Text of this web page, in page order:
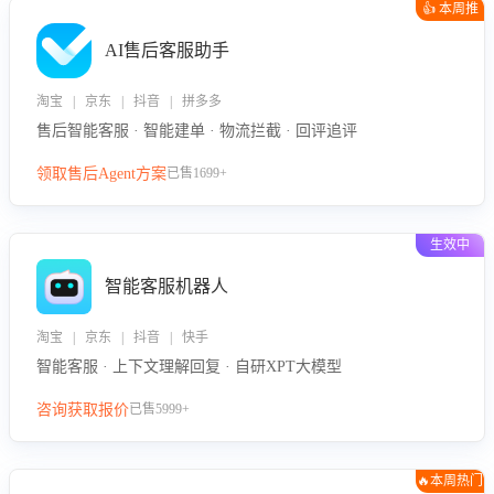
👍 本周推
AI售后客服助手
淘宝 | 京东 | 抖音 | 拼多多
售后智能客服 · 智能建单 · 物流拦截 · 回评追评
领取售后Agent方案已售1699+
生效中
智能客服机器人
淘宝 | 京东 | 抖音 | 快手
智能客服 · 上下文理解回复 · 自研XPT大模型
咨询获取报价已售5999+
🔥本周热门